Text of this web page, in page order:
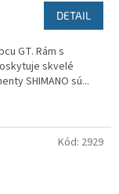
R
M
DETAIL
GT. Rám s
skvelé
SHIMANO sú...
Kód: 2929